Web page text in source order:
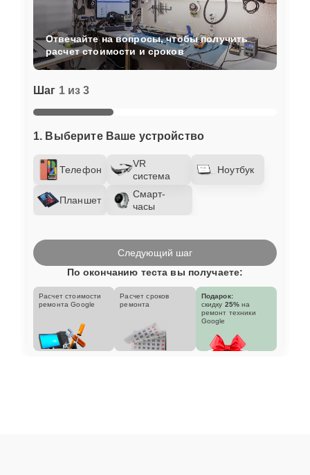
Шаг 1 из 3
1. Выберите Ваше устройство
Телефон
VR
система
Ноутбук
Планшет
Смарт-
часы
Отвечайте на вопросы, чтобы получить
расчет стоимости и сроков
Следующий шаг
По окончанию теста вы получаете:
Расчет стоимости
ремонта Google
Расчет сроков
ремонта
Подарок:
скидку 25% на
ремонт техники
Google